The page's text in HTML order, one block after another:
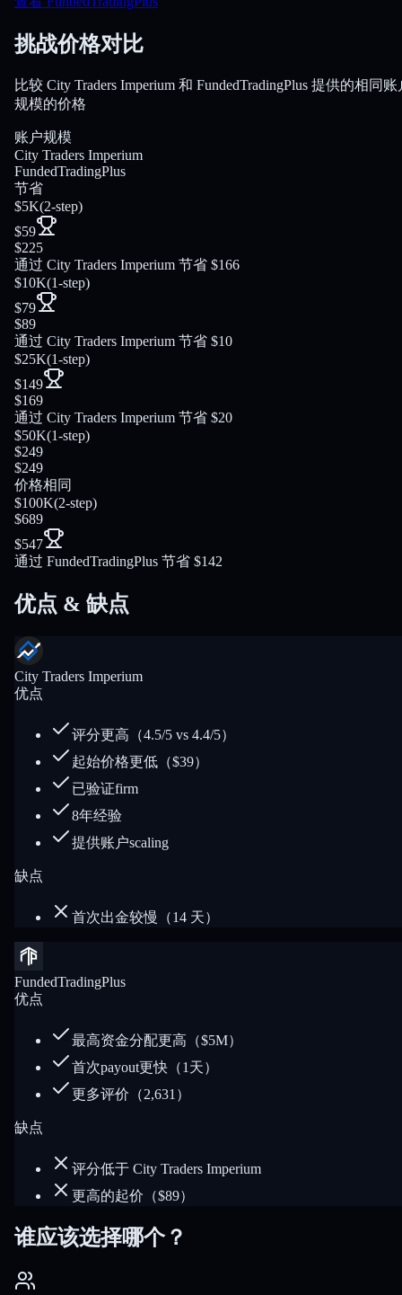
挑战价格对比
比较 City Traders Imperium 和 FundedTradingPlus 提供的相同账
规模的价格
账户规模
City Traders Imperium
FundedTradingPlus
节省
$5K(2-step)
$59
$225
通过 City Traders Imperium 节省 $166
$10K(1-step)
$79
$89
通过 City Traders Imperium 节省 $10
$25K(1-step)
$149
$169
通过 City Traders Imperium 节省 $20
$50K(1-step)
$249
$249
价格相同
$100K(2-step)
$689
$547
通过 FundedTradingPlus 节省 $142
优点 & 缺点
City Traders Imperium
优点
评分更高（4.5/5 vs 4.4/5）
起始价格更低（$39）
已验证firm
8年经验
提供账户scaling
缺点
首次出金较慢（14 天）
FundedTradingPlus
优点
最高资金分配更高（$5M）
首次payout更快（1天）
更多评价（2,631）
缺点
评分低于 City Traders Imperium
更高的起价（$89）
谁应该选择哪个？